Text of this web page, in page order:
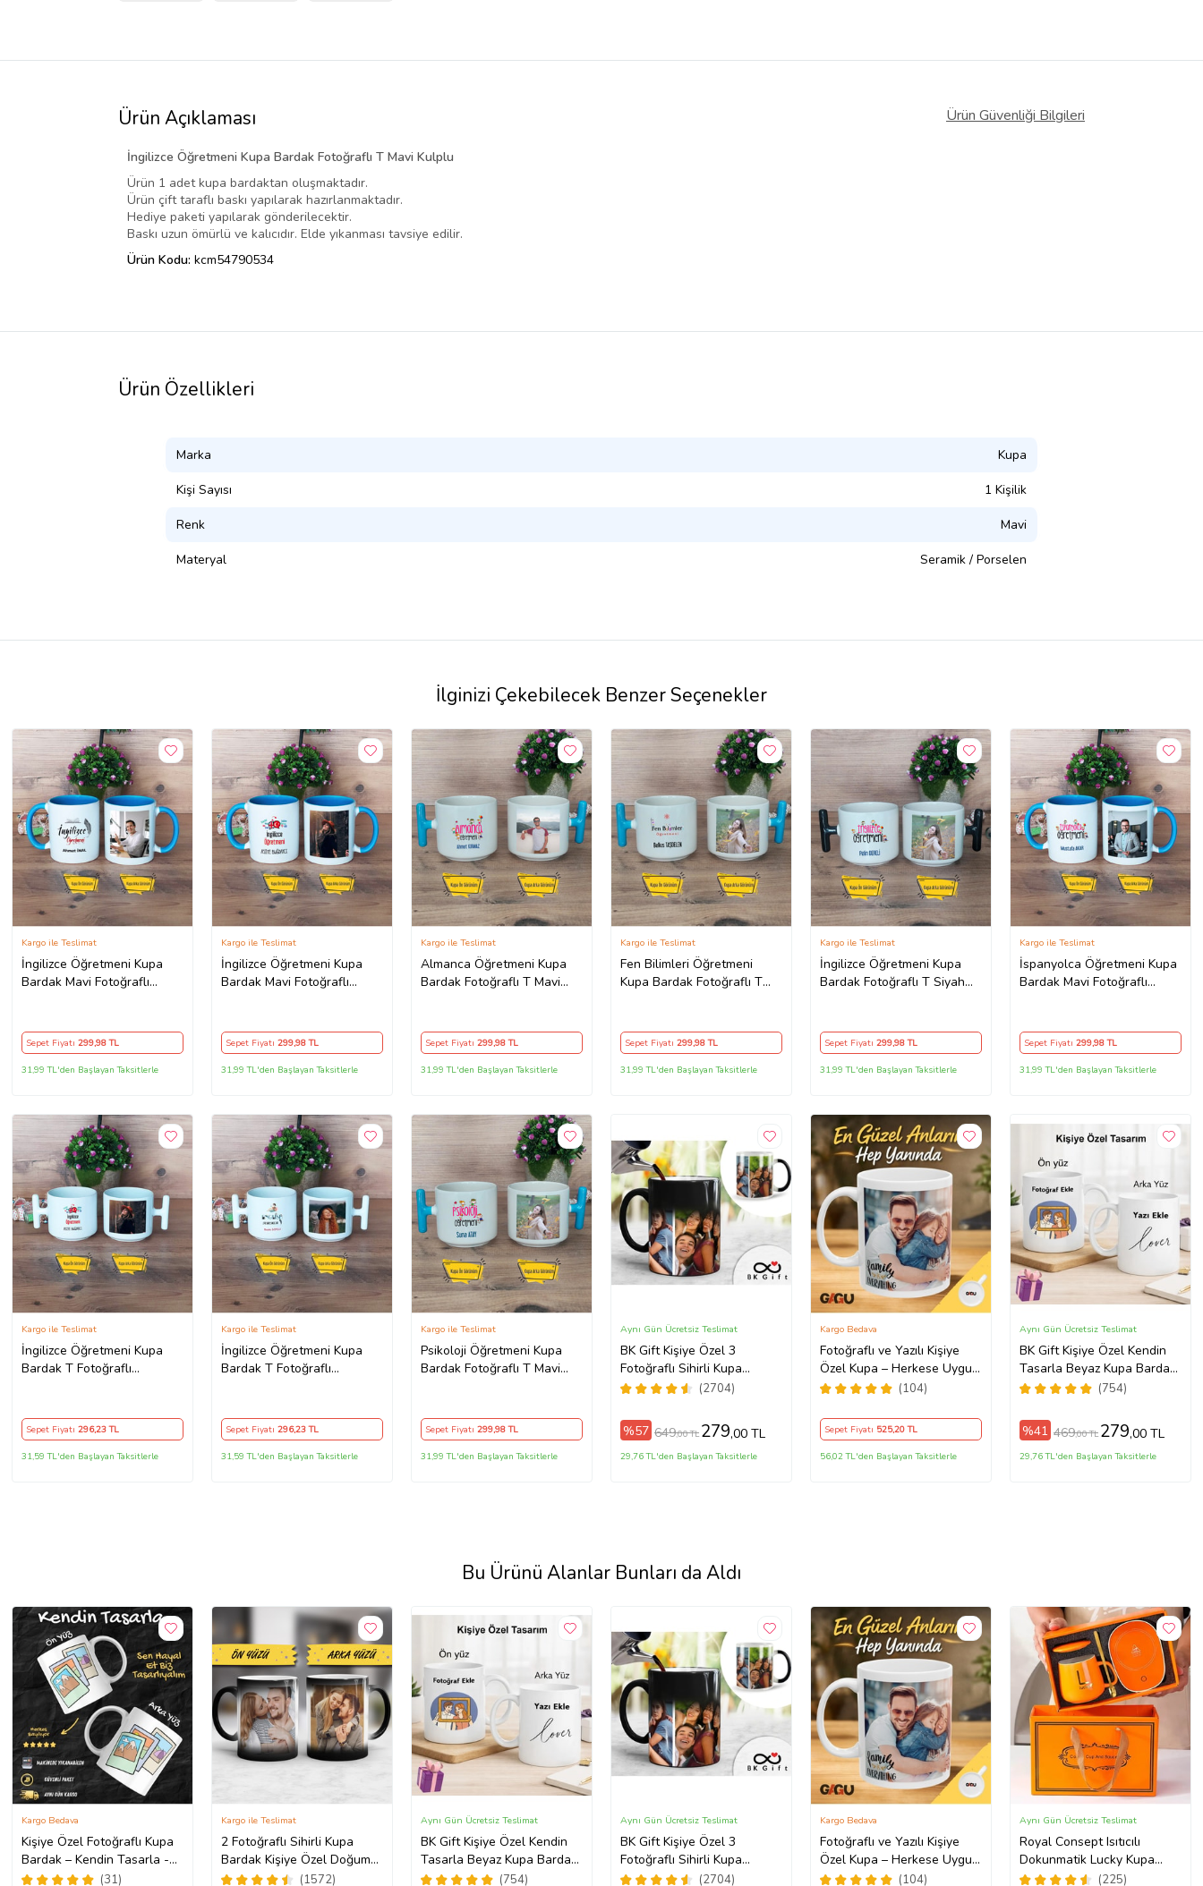
Ürün Açıklaması Ürün Güvenliği Bilgileri
İngilizce Öğretmeni Kupa Bardak Fotoğraflı T Mavi Kulplu
Ürün 1 adet kupa bardaktan oluşmaktadır.
Ürün çift taraflı baskı yapılarak hazırlanmaktadır.
Hediye paketi yapılarak gönderilecektir.
Baskı uzun ömürlü ve kalıcıdır. Elde yıkanması tavsiye edilir.
Ürün Kodu: kcm54790534
Ürün Özellikleri
Marka Kupa
Kişi Sayısı 1 Kişilik
Renk Mavi
Materyal Seramik / Porselen
İlginizi Çekebilecek Benzer Seçenekler
İngilizce Öğretmeni Kupa
Bardak Mavi Fotoğraflı
Kargo ile Teslimat
Sepet Fiyatı 299,98 TL
31,99 TL'den Başlayan Taksitlerle
İngilizce Öğretmeni Kupa
Bardak Mavi Fotoğraflı
Kargo ile Teslimat
Sepet Fiyatı 299,98 TL
31,99 TL'den Başlayan Taksitlerle
Almanca Öğretmeni Kupa
Bardak Fotoğraflı T Mavi
Kargo ile Teslimat
Sepet Fiyatı 299,98 TL
31,99 TL'den Başlayan Taksitlerle
Fen Bilimleri Öğretmeni
Kupa Bardak Fotoğraflı T
Kargo ile Teslimat
Sepet Fiyatı 299,98 TL
31,99 TL'den Başlayan Taksitlerle
İngilizce Öğretmeni Kupa
Bardak Fotoğraflı T Siyah
Kargo ile Teslimat
Sepet Fiyatı299,98 TL
31,99 TL'den Başlayan Taksitlerle
İspanyolca Öğretmeni Kupa
Bardak Mavi Fotoğraflı
Kargo ile Teslimat
Sepet Fiyatı299,98 TL
31,99 TL'den Başlayan Taksitlerle
İngilizce Öğretmeni Kupa
Bardak T Fotoğraflı
Kargo ile Teslimat
Sepet Fiyatı 296,23 TL
31,59 TL'den Başlayan Taksitlerle
İngilizce Öğretmeni Kupa
Bardak T Fotoğraflı
Kargo ile Teslimat
Sepet Fiyatı 296,23 TL
31,59 TL'den Başlayan Taksitlerle
Psikoloji Öğretmeni Kupa
Bardak Fotoğraflı T Mavi
Kargo ile Teslimat
Sepet Fiyatı 299,98 TL
31,99 TL'den Başlayan Taksitlerle
BK Gift Kişiye Özel 3
Fotoğraflı Sihirli Kupa
Bardak, Arkadaşa Hediye,
(2704)
Aynı Gün Ücretsiz Teslimat
%57 649,00 TL 279,00 TL
29,76 TL'den Başlayan Taksitlerle
Fotoğraflı ve Yazılı Kişiye
Özel Kupa – Herkese Uygun
Anlamlı Hediye Porselen(104)
Kargo Bedava
Sepet Fiyatı 525,20 TL
56,02 TL'den Başlayan Taksitlerle
BK Gift Kişiye Özel Kendin
Tasarla Beyaz Kupa Bardak,
Sevgiliye Hediye, Arkadaşa
Hediyesi
(754)
Aynı Gün Ücretsiz Teslimat
%41 469,00 TL 279,00 TL
29,76 TL'den Başlayan Taksitlerle
Bu Ürünü Alanlar Bunları da Aldı
Kişiye Özel Fotoğraflı Kupa
Bardak – Kendin Tasarla -
Fotoğrafını Gönder
(31)
Kargo Bedava
2 Fotoğraflı Sihirli Kupa
Bardak Kişiye Özel Doğum
Günü Hediyesi Sevgiliye
(1572)
Kargo ile Teslimat
BK Gift Kişiye Özel Kendin
Tasarla Beyaz Kupa Bardak,
Sevgiliye Hediye, Arkadaşa
(754)
Aynı Gün Ücretsiz Teslimat
BK Gift Kişiye Özel 3
Fotoğraflı Sihirli Kupa
Bardak, Arkadaşa Hediye,
(2704)
Aynı Gün Ücretsiz Teslimat
Fotoğraflı ve Yazılı Kişiye
Özel Kupa – Herkese Uygun
Anlamlı Hediye Porselen(104)
Kargo Bedava
Royal Consept Isıtıcılı
Dokunmatik Lucky Kupa
Bardak Seti
(225)
Aynı Gün Ücretsiz Teslimat